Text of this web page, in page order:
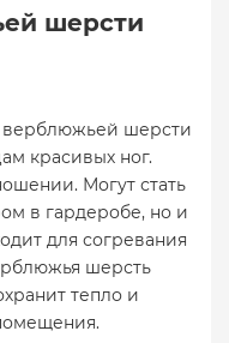
шерсти
верблюжьей шерсти
красивых ног.
Могут стать
в гардеробе, но и
для согревания
шерсть
тепло и